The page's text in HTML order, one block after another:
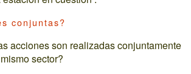
conjuntas?
acciones son realizadas conjuntamente
sector?